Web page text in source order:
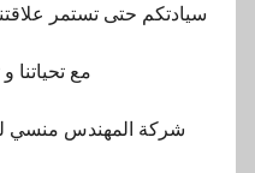
سيادتكم حتى تستمر
مع تحياتنا و
شركة المهندس منسي